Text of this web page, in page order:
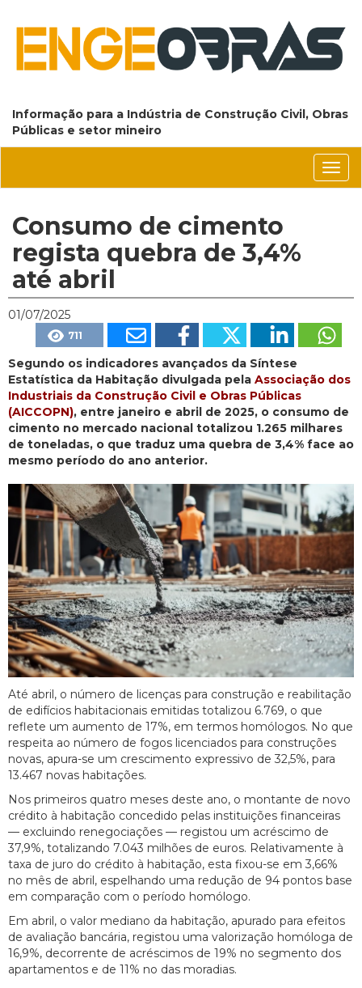
Informação para a Indústria de Construção Civil, Obras
Públicas e setor mineiro
Consumo de cimento
regista quebra de 3,4%
até abril
01/07/2025
711
Segundo os indicadores avançados da Síntese
Estatística da Habitação divulgada pela Associação dos
Industriais da Construção Civil e Obras Públicas
(AICCOPN), entre janeiro e abril de 2025, o consumo de
cimento no mercado nacional totalizou 1.265 milhares
de toneladas, o que traduz uma quebra de 3,4% face ao
mesmo período do ano anterior.
Até abril, o número de licenças para construção e reabilitação
de edifícios habitacionais emitidas totalizou 6.769, o que
reflete um aumento de 17%, em termos homólogos. No que
respeita ao número de fogos licenciados para construções
novas, apura-se um crescimento expressivo de 32,5%, para
13.467 novas habitações.
Nos primeiros quatro meses deste ano, o montante de novo
crédito à habitação concedido pelas instituições financeiras
— excluindo renegociações — registou um acréscimo de
37,9%, totalizando 7.043 milhões de euros. Relativamente à
taxa de juro do crédito à habitação, esta fixou-se em 3,66%
no mês de abril, espelhando uma redução de 94 pontos base
em comparação com o período homólogo.
Em abril, o valor mediano da habitação, apurado para efeitos
de avaliação bancária, registou uma valorização homóloga de
16,9%, decorrente de acréscimos de 19% no segmento dos
apartamentos e de 11% no das moradias.